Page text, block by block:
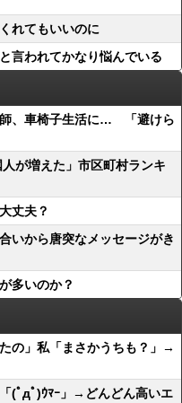
れてもいいのに
言われてかなり悩んでいる
師、車椅子生活に… 「避けら
が増えた」市区町村ランキ
丈夫？
いから唐突なメッセージがき
多いのか？
の」私「まさかうちも？」→
(ﾟдﾟ)ｳﾏｰ」→どんどん高いエ